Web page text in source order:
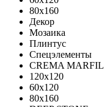
80x160
Декор
Мозаика
Плинтус
Спецэлементы
CREMA MARFIL
120x120
60x120
80x160